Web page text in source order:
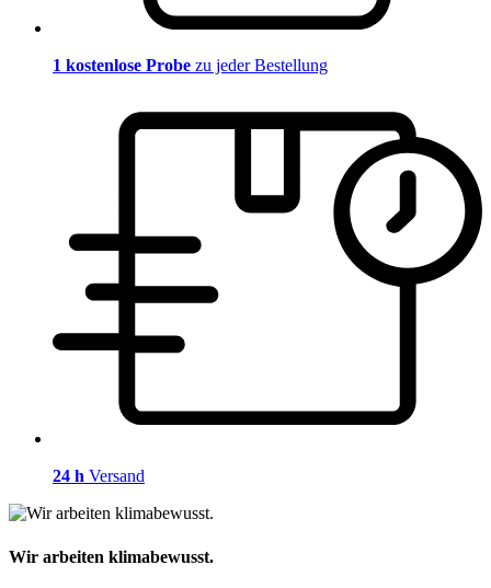
1 kostenlose Probe zu jeder Bestellung
24 h Versand
Wir arbeiten klimabewusst.